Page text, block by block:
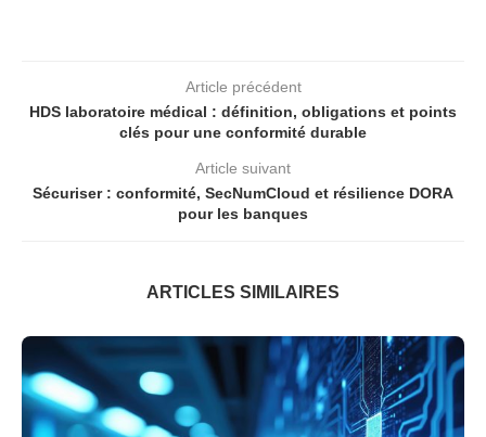
Article précédent
HDS laboratoire médical : définition, obligations et points
clés pour une conformité durable
Article suivant
Sécuriser : conformité, SecNumCloud et résilience DORA
pour les banques
ARTICLES SIMILAIRES